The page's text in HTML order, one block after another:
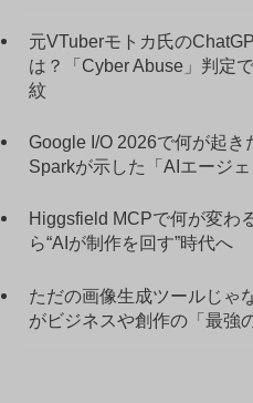
元VTuberモトカ氏の
は？「Cyber Abuse」判定
紋
Google I/O 2026で何が起き
Sparkが示した「AIエージ
Higgsfield MCPで何が変わ
ら“AIが制作を回す”時代へ
ただの画像生成ツールじゃ
がビジネスや創作の「最強